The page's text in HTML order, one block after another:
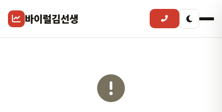
바이럴김선생